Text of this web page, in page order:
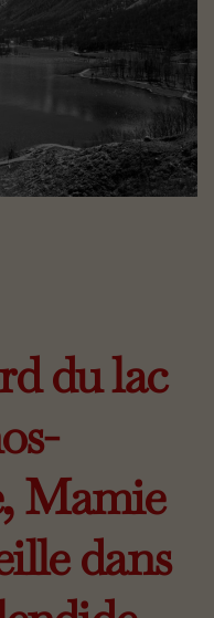
du lac
Mamie
dans